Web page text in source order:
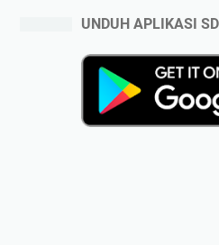
UNDUH APLIKASI